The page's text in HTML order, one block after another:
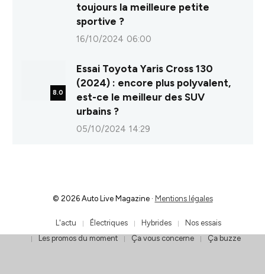
toujours la meilleure petite
sportive ?
16/10/2024 06:00
8.0
Essai Toyota Yaris Cross 130
(2024) : encore plus polyvalent,
est-ce le meilleur des SUV
urbains ?
05/10/2024 14:29
© 2026 Auto Live Magazine · Mentions légales
L'actu Électriques Hybrides
Nos essais
Les promos du moment
Ça vous concerne Ça buzze